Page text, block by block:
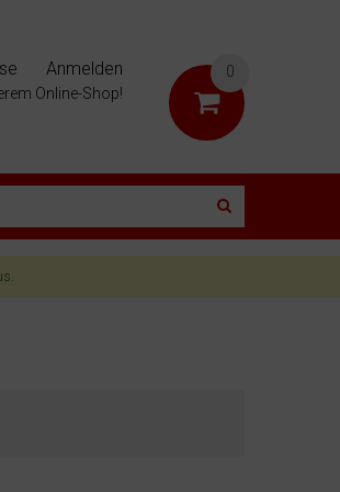
0
Online-Shop!
Anmelden